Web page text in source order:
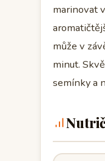
marinovat
může v
minut.
semínky a